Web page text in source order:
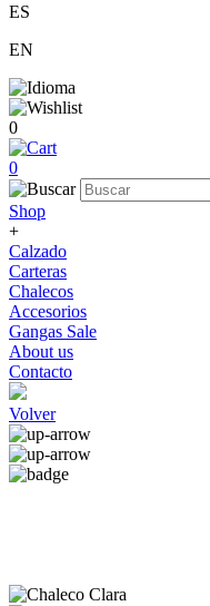
ES
EN
0
0
Shop
+
Calzado
Carteras
Chalecos
Accesorios
Gangas Sale
About us
Contacto
Volver